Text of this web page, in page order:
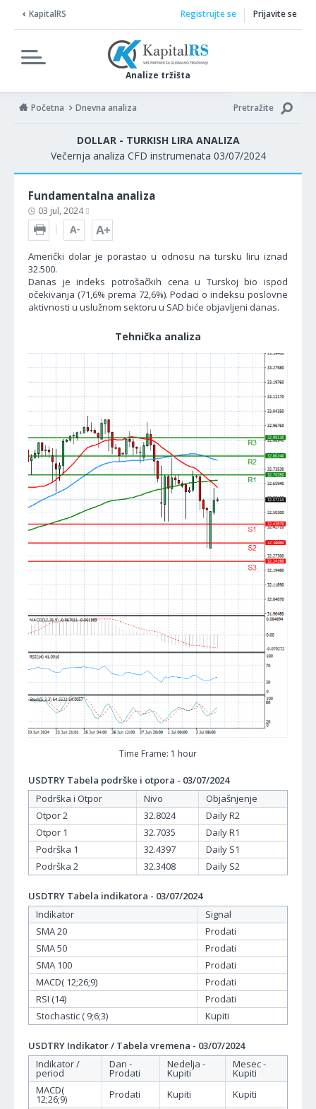
KapitalRS
Analize tržišta
Registrujte se Prijavite se
Početna Dnevna analiza Pretražite
DOLLAR - TURKISH LIRA ANALIZA
Večernja analiza CFD instrumenata 03/07/2024
Fundamentalna analiza
03 jul, 2024
Američki dolar je porastao u odnosu na tursku liru iznad
32.500.
Danas je indeks potrošačkih cena u Turskoj bio ispod
očekivanja (71,6% prema 72,6%). Podaci o indeksu poslovne
aktivnosti u uslužnom sektoru u SAD biće objavljeni danas.
Tehnička analiza
Time Frame: 1 hour
USDTRY Tabela podrške i otpora - 03/07/2024
Podrška i Otpor
Nivo
Objašnjenje
Otpor 2
32.8024
Daily R2
Otpor 1
32.7035
Daily R1
Podrška 1
32.4397
Daily S1
Podrška 2
32.3408 Daily S2
USDTRY Tabela indikatora - 03/07/2024
Indikator
Signal
SMA 20
Prodati
SMA 50
Prodati
SMA 100
Prodati
MACD( 12;26;9)
Prodati
RSI (14)
Prodati
Stochastic ( 9;6;3)
Kupiti
USDTRY Indikator / Tabela vremena - 03/07/2024
Indikator /
period
Dan -
Prodati
Nedelja -
Kupiti
Mesec -
Kupiti
MACD(
12;26;9) Prodati Kupiti
Kupiti